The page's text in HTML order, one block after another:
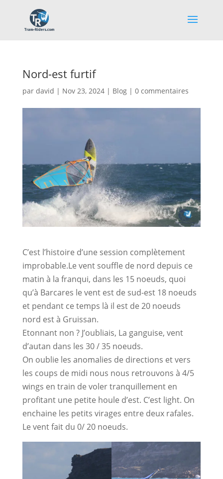
Nord-est furtif
par david | Nov 23, 2024| Blog| 0 commentaires
C’est l’histoire d’une session complètement
improbable.Le vent souffle de nord depuis ce
matin à la franqui, dans les 15 noeuds, quoi
qu’à Barcares le vent est de sud-est 18 noeuds
et pendant ce temps là il est de 20 noeuds
nord est à Gruissan.
Etonnant non ? J’oubliais, La ganguise, vent
d’autan dans les 30 / 35 noeuds.
On oublie les anomalies de directions et vers
les coups de midi nous nous retrouvons à 4/5
wings en train de voler tranquillement en
profitant une petite houle d’est. C’est light. On
enchaine les petits virages entre deux rafales.
Le vent fait du 0/ 20 noeuds.